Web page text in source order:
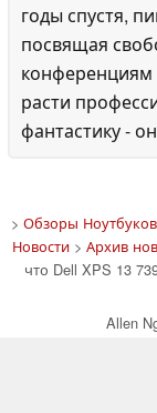
годы спустя,
посвящая
расти
фантастику -
> Обзоры
Новости> Архив
что Dell XPS 13
Allen